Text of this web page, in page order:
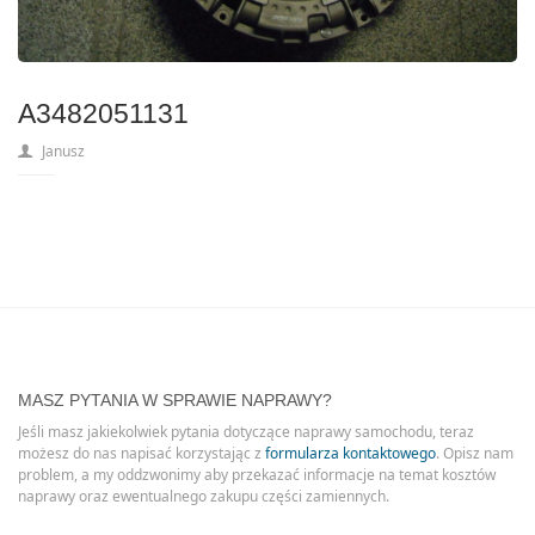
A3482051131
Janusz
MASZ PYTANIA W SPRAWIE NAPRAWY?
Jeśli masz jakiekolwiek pytania dotyczące naprawy samochodu, teraz
możesz do nas napisać korzystając z formularza kontaktowego. Opisz nam
problem, a my oddzwonimy aby przekazać informacje na temat kosztów
naprawy oraz ewentualnego zakupu części zamiennych.